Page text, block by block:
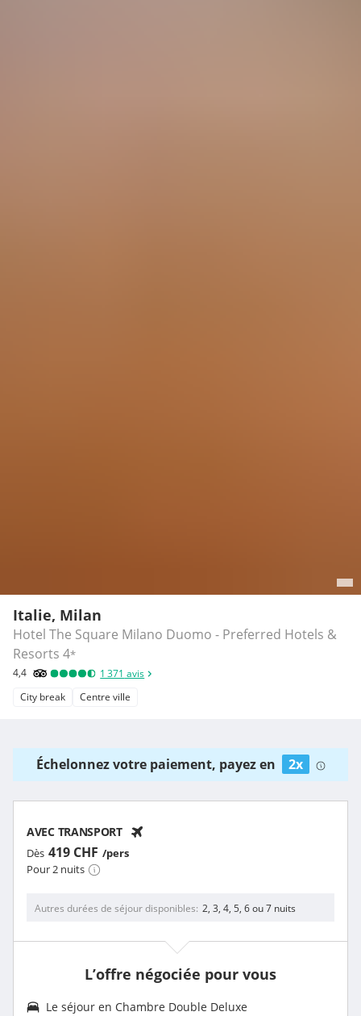
Italie, Milan
Hotel The Square Milano Duomo - Preferred Hotels &
Resorts 4*
4,4 1 371 avis
City break
Centre ville
Échelonnez votre paiement, payez en 2x
AVEC TRANSPORT
Dès 419 CHF /pers
Pour 2 nuits
Autres durées de séjour disponibles 2, 3, 4, 5, 6 ou 7 nuits
L’offre négociée pour vous
Le séjour en Chambre Double Deluxe